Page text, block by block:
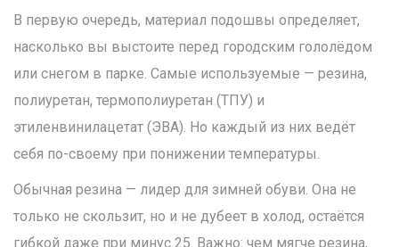
В первую очередь, материал подошвы определяет,
насколько вы выстоите перед городским гололёдом
или снегом в парке. Самые используемые — резина,
полиуретан, термополиуретан (ТПУ) и
этиленвинилацетат (ЭВА). Но каждый из них ведёт
себя по-своему при понижении температуры.
Обычная резина — лидер для зимней обуви. Она не
только не скользит, но и не дубеет в холод, остаётся
гибкой даже при минус 25. Важно: чем мягче резина,